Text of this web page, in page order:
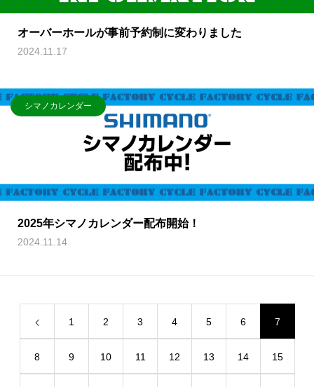
オーバーホールが事前予約制に変わりました
2024.11.17
シマノカレンダー
2025年シマノカレンダー配布開始！
2024.11.14
1 2 3 4 5 6 7
8 9 10 11 12 13 14 15